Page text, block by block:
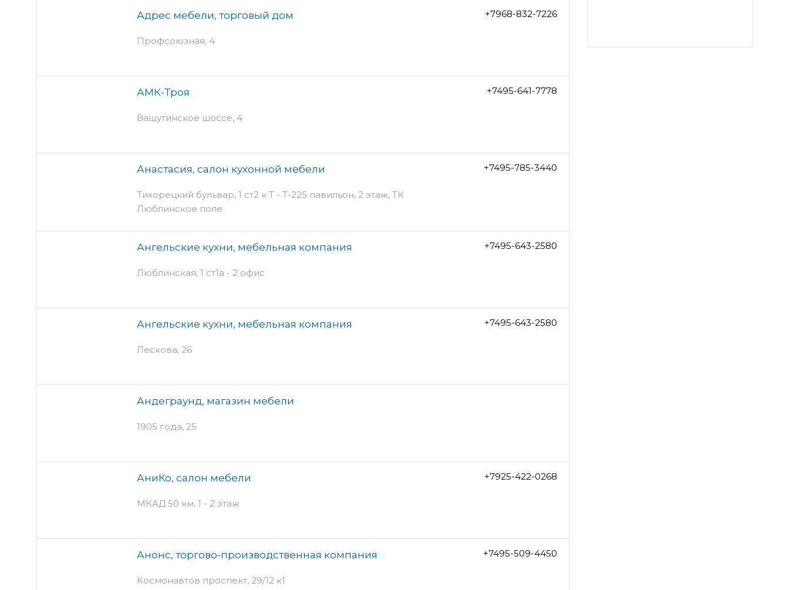
Адрес мебели, торговый дом
Профсоюзная, 4
+7968-832-7226
АМК-Троя
Вашутинское шоссе, 4
+7495-641-7778
Анастасия, салон кухонной мебели
Тихорецкий бульвар, 1 ст2 к Т - Т-225 павильон, 2 этаж, ТК
Люблинское поле
+7495-785-3440
Ангельские кухни, мебельная компания
Люблинская, 1 ст1а - 2 офис
+7495-643-2580
Ангельские кухни, мебельная компания
Лескова, 26
+7495-643-2580
Андеграунд, магазин мебели
1905 года, 25
АниКо, салон мебели
МКАД 50 км, 1 - 2 этаж
+7925-422-0268
Анонс, торгово-производственная компания
Космонавтов проспект, 29/12 к1
+7495-509-4450